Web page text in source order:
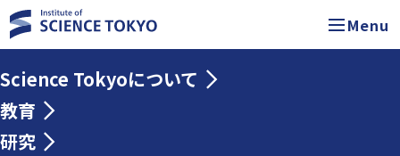
Menu
Science Tokyoについて
教育
研究